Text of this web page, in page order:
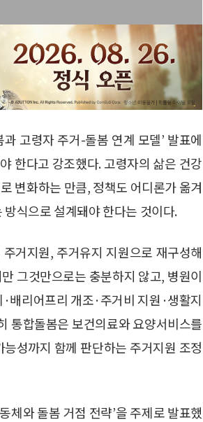
고령자 주거-돌봄 연계 모델’ 발표에
한다고 강조했다. 고령자의 삶은 건강
변화하는 만큼, 정책도 어디론가 옮겨
식으로 설계돼야 한다는 것이다.
거지원, 주거유지 지원으로 재구성해
그것만으로는 충분하지 않고, 병원이
배리어프리 개조·주거비 지원·생활지
통합돌봄은 보건의료와 요양서비스를
성까지 함께 판단하는 주거지원 조정
체와 돌봄 거점 전략’을 주제로 발표했